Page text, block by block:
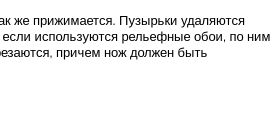
же прижимается. Пузырьки удаляются
используются рельефные обои, по ним
причем нож должен быть